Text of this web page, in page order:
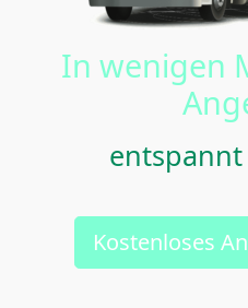
In wenigen
Kostenloses